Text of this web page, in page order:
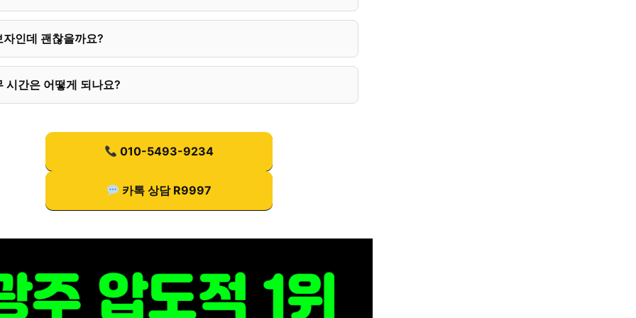
자인데 괜찮을까요?
시간은 어떻게 되나요?
010-5493-9234
카톡 상담 R9997